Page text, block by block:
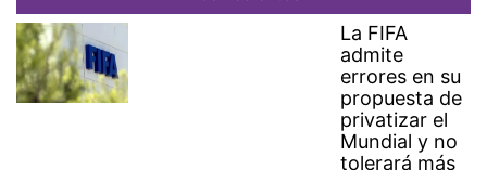
La FIFA
admite
errores en su
propuesta de
privatizar el
Mundial y no
tolerará más
ataques